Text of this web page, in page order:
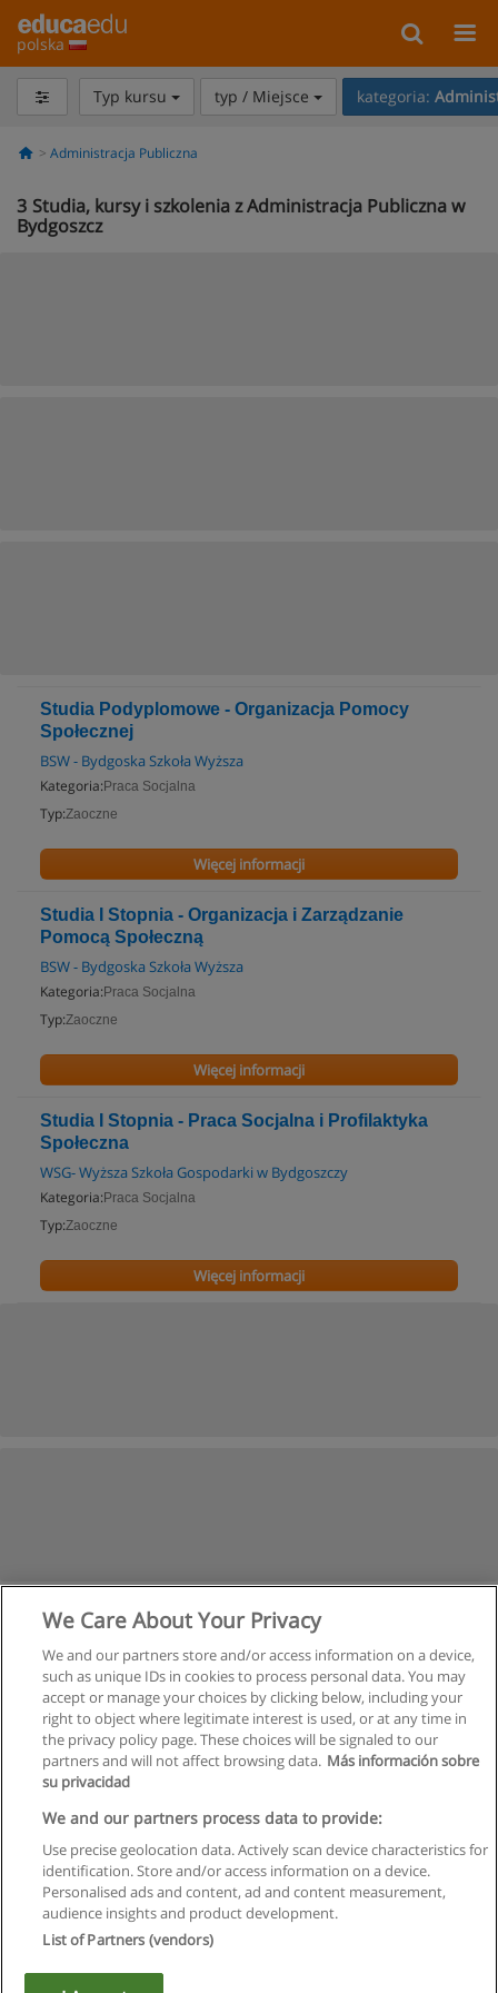
polska
Typ kursu typ / Miejsce kategoria:
Administracja Publiczna
3 Studia, kursy i szkolenia z Administracja Publiczna w
Bydgoszcz
Studia Podyplomowe - Organizacja Pomocy
Społecznej
BSW - Bydgoska Szkoła Wyższa
Kategoria: Praca Socjalna
Typ:Zaoczne
Więcej informacji
Studia I Stopnia - Organizacja i Zarządzanie
Pomocą Społeczną
BSW - Bydgoska Szkoła Wyższa
Kategoria: Praca Socjalna
Typ:Zaoczne
Więcej informacji
Studia I Stopnia - Praca Socjalna i Profilaktyka
Społeczna
WSG- Wyższa Szkoła Gospodarki w Bydgoszczy
Kategoria: Praca Socjalna
Typ:Zaoczne
Więcej informacji
Regulamin
Polityka ochrony danych osobowych
Kontakt z Educaedu
Copyright © Educaedu Business S.L. - CIF : B-95610580: -
We Care About Your Privacy
We and our partners store and/or access information on a device,
such as unique IDs in cookies to process personal data. You may
accept or manage your choices by clicking below, including your
right to object where legitimate interest is used, or at any time in
the privacy policy page. These choices will be signaled to our
partners and will not affect browsing data. Más información sobre
su privacidad
We and our partners process data to provide:
Use precise geolocation data. Actively scan device characteristics for
identification. Store and/or access information on a device.
Personalised ads and content, ad and content measurement,
audience insights and product development.
List of Partners (vendors)